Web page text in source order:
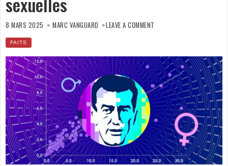
8 MARS 2025 MARC VANGUARD LEAVE A COMMENT
FAITS